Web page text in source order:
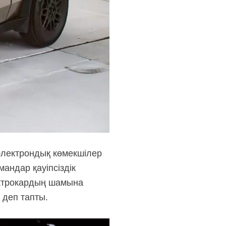
көмекшілер
қауіпсіздік
шамына
тапты.